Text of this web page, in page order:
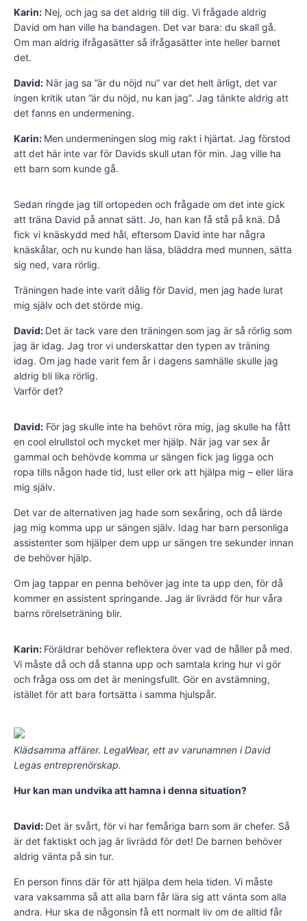
Karin: Nej, och jag sa det aldrig till dig. Vi frågade aldrig
David om han ville ha bandagen. Det var bara: du skall gå.
Om man aldrig ifrågasätter så ifrågasätter inte heller barnet
det.
David: När jag sa ”är du nöjd nu” var det helt ärligt, det var
ingen kritik utan ”är du nöjd, nu kan jag”. Jag tänkte aldrig att
det fanns en undermening.
Karin: Men undermeningen slog mig rakt i hjärtat. Jag förstod
att det här inte var för Davids skull utan för min. Jag ville ha
ett barn som kunde gå.
Sedan ringde jag till ortopeden och frågade om det inte gick
att träna David på annat sätt. Jo, han kan få stå på knä. Då
fick vi knäskydd med hål, eftersom David inte har några
knäskålar, och nu kunde han läsa, bläddra med munnen, sätta
sig ned, vara rörlig.
Träningen hade inte varit dålig för David, men jag hade lurat
mig själv och det störde mig.
David: Det är tack vare den träningen som jag är så rörlig som
jag är idag. Jag tror vi underskattar den typen av träning
idag. Om jag hade varit fem år i dagens samhälle skulle jag
aldrig bli lika rörlig.
Varför det?
David: För jag skulle inte ha behövt röra mig, jag skulle ha fått
en cool elrullstol och mycket mer hjälp. När jag var sex år
gammal och behövde komma ur sängen fick jag ligga och
ropa tills någon hade tid, lust eller ork att hjälpa mig – eller lära
mig själv.
Det var de alternativen jag hade som sex­åring, och då lärde
jag mig komma upp ur sängen själv. Idag har barn personliga
assistenter som hjälper dem upp ur sängen tre se­kunder innan
de behöver hjälp.
Om jag tappar en penna behöver jag inte ta upp den, för då
kommer en assistent springande. Jag är livrädd för hur våra
barns rörelseträning blir.
Karin: Föräldrar behöver reflektera över vad de håller på med.
Vi måste då och då stanna upp och samtala kring hur vi gör
och fråga oss om det är meningsfullt. Gör en avstämning,
istället för att bara fortsätta i samma hjulspår.
Klädsamma affärer. LegaWear, ett av varunamnen i David
Legas entreprenörskap.
Hur kan man undvika att hamna i denna situation?
David: Det är svårt, för vi har femåriga barn som är chefer. Så
är det faktiskt och jag är livrädd för det! De barnen behöver
aldrig vänta på sin tur.
En person finns där för att hjälpa dem hela tiden. Vi måste
vara vaksamma så att alla barn får lära sig att vänta som alla
andra. Hur ska de någonsin få ett normalt liv om de alltid får